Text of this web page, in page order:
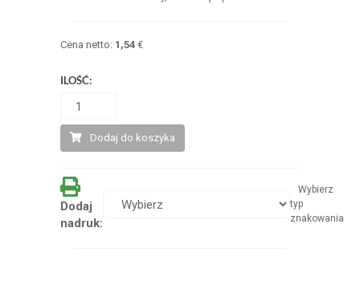
Cena netto: 1,54€
ILOŚĆ:
Dodaj do koszyka
Dodaj
nadruk:
Wybierz
typ
znakowania